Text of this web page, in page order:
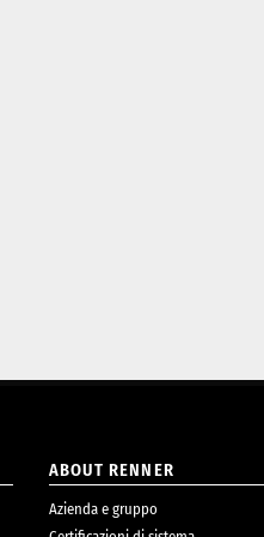
ABOUT RENNER
Azienda e gruppo